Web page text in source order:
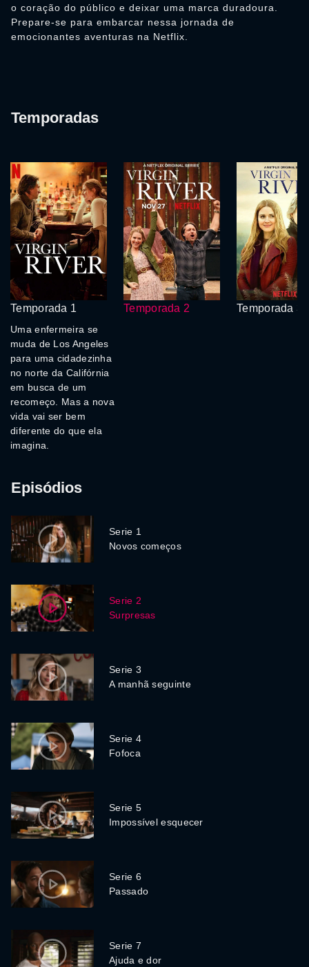
o coração do público e deixar uma marca duradoura.
Prepare-se para embarcar nessa jornada de
emocionantes aventuras na Netflix.
Temporadas
Temporada 1
Uma enfermeira se
muda de Los Angeles
para uma cidadezinha
no norte da Califórnia
em busca de um
recomeço. Mas a nova
vida vai ser bem
diferente do que ela
imagina.
Temporada 2 Temporada 3
Episódios
Serie 1
Novos começos
Serie 2
Surpresas
Serie 3
A manhã seguinte
Serie 4
Fofoca
Serie 5
Impossível esquecer
Serie 6
Passado
Serie 7
Ajuda e dor